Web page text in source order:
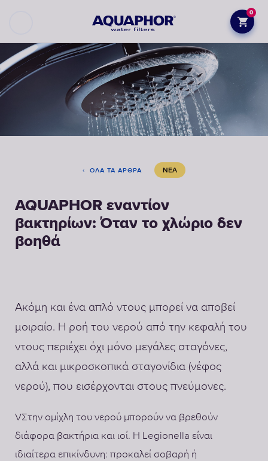
0
ΌΛΑ ΤΑ ΆΡΘΡΑ ΝΈΑ
AQUAPHOR εναντίον
βακτηρίων: Όταν το χλώριο δεν
βοηθά
Ακόμη και ένα απλό ντους μπορεί να αποβεί
μοιραίο. Η ροή του νερού από την κεφαλή του
ντους περιέχει όχι μόνο μεγάλες σταγόνες,
αλλά και μικροσκοπικά σταγονίδια (νέφος
νερού), που εισέρχονται στους πνεύμονες.
VΣτην ομίχλη του νερού μπορούν να βρεθούν
διάφορα βακτήρια και ιοί. Η Legionella είναι
ιδιαίτερα επικίνδυνη: προκαλεί σοβαρή ή